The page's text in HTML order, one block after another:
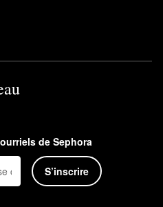
de Sephora
S’inscrire